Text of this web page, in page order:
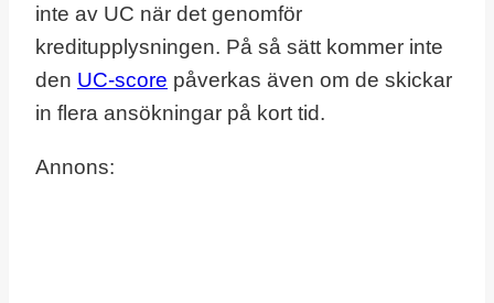
inte av UC när det genomför
kreditupplysningen. På så sätt kommer inte
den UC-score påverkas även om de skickar
in flera ansökningar på kort tid.
Annons: